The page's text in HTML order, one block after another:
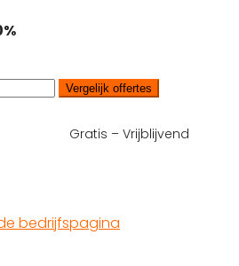
Vergelijk offertes
Gratis – Vrijblijvend
bedrijfspagina